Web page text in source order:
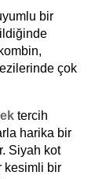
bir
çok
tercih
harika bir
Siyah kot
kesimli bir